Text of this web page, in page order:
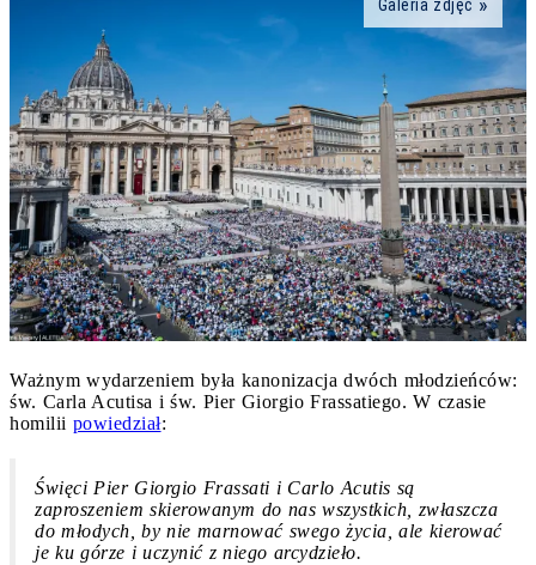
Galeria zdjęć
Ważnym wydarzeniem była kanonizacja dwóch młodzieńców:
św. Carla Acutisa i św. Pier Giorgio Frassatiego. W czasie
homilii powiedział:
Święci Pier Giorgio Frassati i Carlo Acutis są
zaproszeniem skierowanym do nas wszystkich, zwłaszcza
do młodych, by nie marnować swego życia, ale kierować
je ku górze i uczynić z niego arcydzieło.